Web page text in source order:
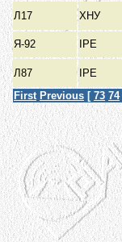
Л17
ХНУ
Я-92
ІРЕ
Л87
ІРЕ
First Previous [ 73 74